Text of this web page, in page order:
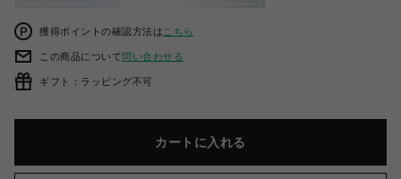
獲得ポイントの確認方法は こちら
この商品について問い合わせる
ギフト：ラッピング不可
カートに入れる